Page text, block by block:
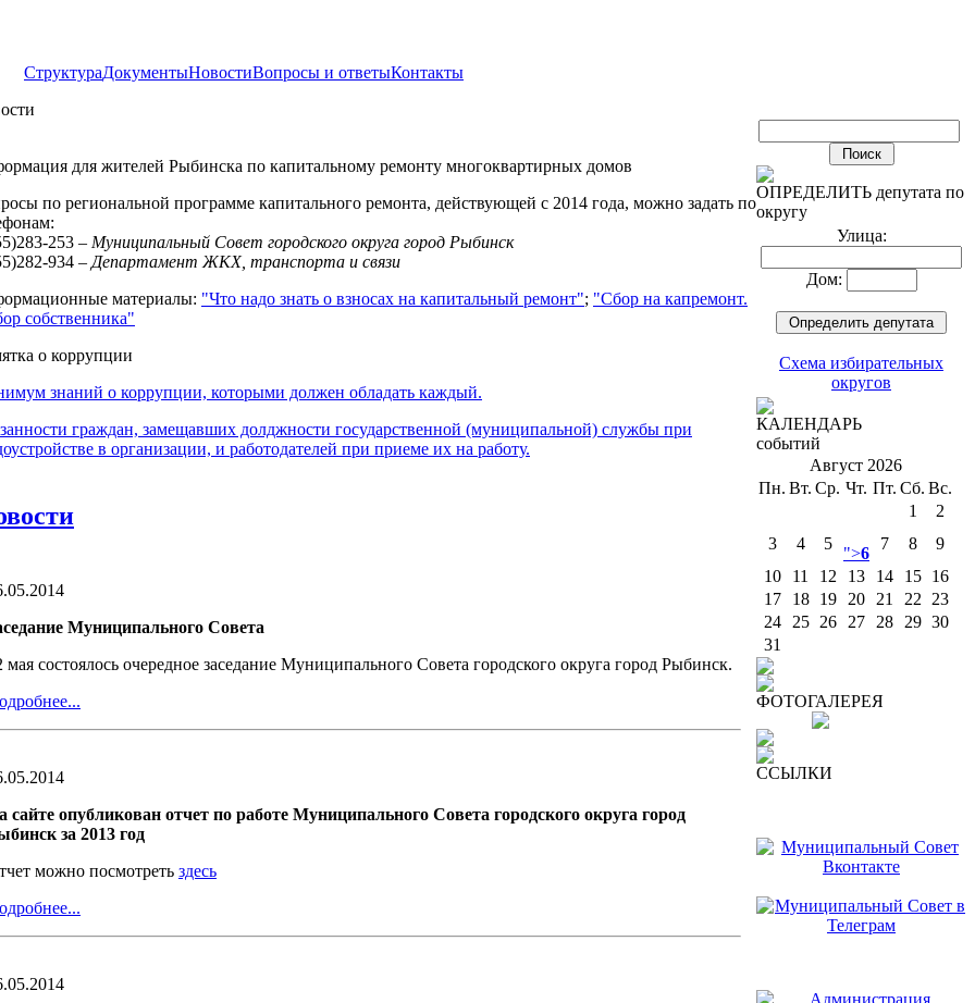
СтруктураДокументыНовостиВопросы и ответыКонтакты
для жителей Рыбинска по капитальному ремонту многоквартирных домов
по региональной программе капитального ремонта, действующей с 2014 года, можно задать по
253 – Муниципальный Совет городского округа город Рыбинск
934 – Департамент ЖКХ, транспорта и связи
материалы: "Что надо знать о взносах на капитальный ремонт"; "Сбор на капремонт.
собственника"
о коррупции
знаний о коррупции, которыми должен обладать каждый.
граждан, замещавших долджности государственной (муниципальной) службы при
в организации, и работодателей при приеме их на работу.
Муниципального Совета
мая состоялось очередное заседание Муниципального Совета городского округа город Рыбинск.
сайте опубликован отчет по работе Муниципального Совета городского округа город
за 2013 год
можно посмотреть здесь
ОПРЕДЕЛИТЬ депутата по
округу
Улица:
Дом:
Схема избирательных
округов
КАЛЕНДАРЬ
событий
Август 2026
Пн. Вт. Ср. Чт. Пт. Сб. Вс.
1
2
3
4 5
">6
7 8
9
10
11 12 13 14 15
16
17
18 19 20 21 22
23
24
25 26 27 28 29 30
31
ФОТОГАЛЕРЕЯ
ССЫЛКИ